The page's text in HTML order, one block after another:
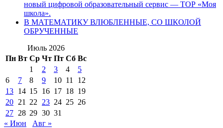
новый цифровой образовательный сервис — ТОР «Моя
школа».
В МАТЕМАТИКУ ВЛЮБЛЕННЫЕ, СО ШКОЛОЙ
ОБРУЧЕННЫЕ
Июль 2026
Пн Вт Ср Чт Пт Сб Вс
1
2 3 4
5
6
7 8 9 10 11
12
13 14 15 16 17 18 19
20 21 22 23 24 25 26
27 28 29 30 31
« Июн
Авг »